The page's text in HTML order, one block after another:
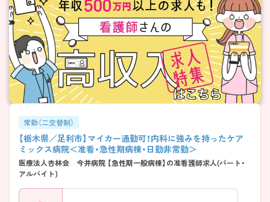
常勤（二交替制）
【栃木県／足利市】マイカー通勤可！内科に強みを持ったケア
ミックス病院＜准看・急性期病棟・日勤非常勤＞
医療法人杏林会 今井病院 【急性期一般病棟】の准看護師求人(パート・
アルバイト)